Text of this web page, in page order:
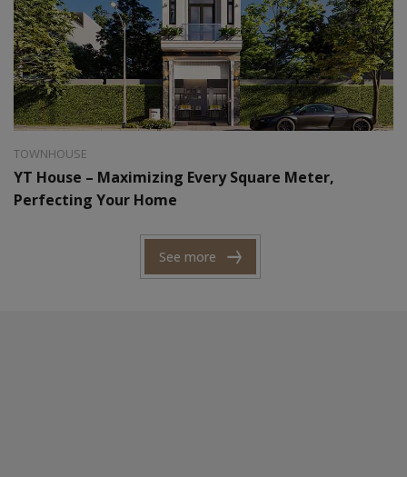
Style:Modern
Area:06 x 25m
TOWNHOUSE
YT House – Maximizing Every Square Meter,
Perfecting Your Home
See more